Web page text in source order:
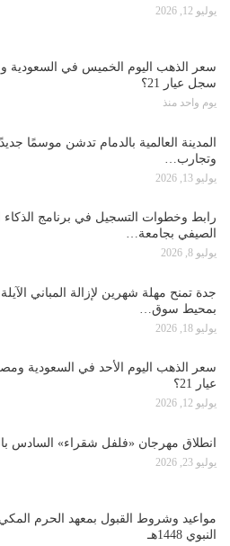
يوليو 12, 2026
سعر الذهب اليوم الخميس في السعودية
سجل عيار 21؟
يوم واحد منذ
وتجارب…
يوليو 13, 2026
رابط وخطوات التسجيل في برنامج الذكاء
الصيفي بجامعة…
يوليو 8, 2026
جدة تمنح مهلة شهرين لإزالة المباني
بمحيط سوق…
يوليو 18, 2026
سعر الذهب اليوم الأحد في السعودية
عيار 21؟
يوليو 12, 2026
انطلاق مهرجان «فلفل شقراء» السادس
يوليو 23, 2026
مواعيد وشروط القبول بمعهد الحرم
النبوي 1448هـ